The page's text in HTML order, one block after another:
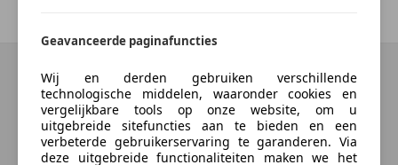
Geavanceerde paginafuncties
Wij en derden gebruiken verschillende
technologische middelen, waaronder cookies en
vergelijkbare tools op onze website, om u
uitgebreide sitefuncties aan te bieden en een
verbeterde gebruikerservaring te garanderen. Via
deze uitgebreide functionaliteiten maken we het